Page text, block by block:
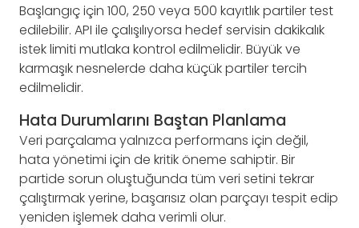
Başlangıç için 100, 250 veya 500 kayıtlık partiler test
edilebilir. API ile çalışılıyorsa hedef servisin dakikalık
istek limiti mutlaka kontrol edilmelidir. Büyük ve
karmaşık nesnelerde daha küçük partiler tercih
edilmelidir.
Hata Durumlarını Baştan Planlama
Veri parçalama yalnızca performans için değil,
hata yönetimi için de kritik öneme sahiptir. Bir
partide sorun oluştuğunda tüm veri setini tekrar
çalıştırmak yerine, başarısız olan parçayı tespit edip
yeniden işlemek daha verimli olur.